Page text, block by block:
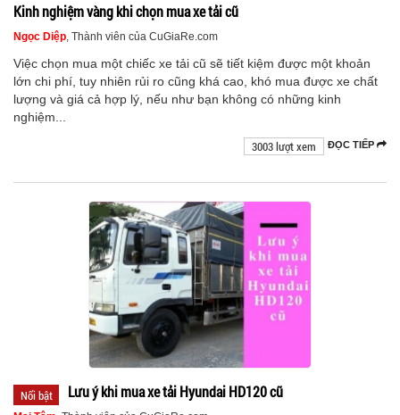
Kinh nghiệm vàng khi chọn mua xe tải cũ
Ngọc Diệp, Thành viên của CuGiaRe.com
Việc chọn mua một chiếc xe tải cũ sẽ tiết kiệm được một khoản
lớn chi phí, tuy nhiên rủi ro cũng khá cao, khó mua được xe chất
lượng và giá cả hợp lý, nếu như bạn không có những kinh
nghiệm...
ĐỌC TIẾP
3003 lượt xem
Nổi bật Lưu ý khi mua xe tải Hyundai HD120 cũ